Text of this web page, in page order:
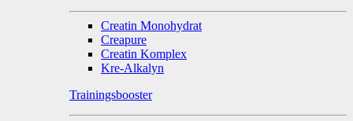
Creatin Monohydrat
Creapure
Creatin Komplex
Kre-Alkalyn
Trainingsbooster